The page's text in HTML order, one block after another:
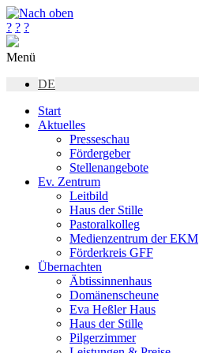
? ? ?
Menü
DE
Start
Aktuelles
Presseschau
Fördergeber
Stellenangebote
Ev. Zentrum
Leitbild
Haus der Stille
Pastoralkolleg
Medienzentrum der EKM
Förderkreis GFF
Übernachten
Äbtissinnenhaus
Domänenscheune
Eva Heßler Haus
Haus der Stille
Pilgerzimmer